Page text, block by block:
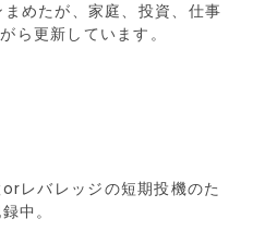
めたが、家庭、投資、仕事
ら更新しています。
レバレッジの短期投機のた
中。